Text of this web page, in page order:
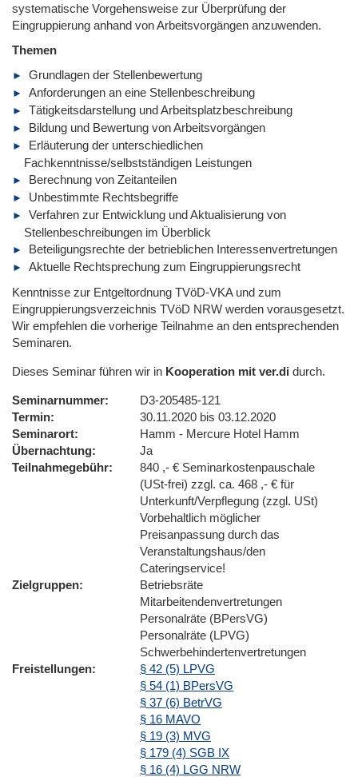
systematische Vorgehensweise zur Überprüfung der
Eingruppierung anhand von Arbeitsvorgängen anzuwenden.
Themen
Grundlagen der Stellenbewertung
Anforderungen an eine Stellenbeschreibung
Tätigkeitsdarstellung und Arbeitsplatzbeschreibung
Bildung und Bewertung von Arbeitsvorgängen
Erläuterung der unterschiedlichen
Fachkenntnisse/selbstständigen Leistungen
Berechnung von Zeitanteilen
Unbestimmte Rechtsbegriffe
Verfahren zur Entwicklung und Aktualisierung von
Stellenbeschreibungen im Überblick
Beteiligungsrechte der betrieblichen Interessenvertretungen
Aktuelle Rechtsprechung zum Eingruppierungsrecht
Kenntnisse zur Entgeltordnung TVöD-VKA und zum
Eingruppierungsverzeichnis TVöD NRW werden vorausgesetzt.
Wir empfehlen die vorherige Teilnahme an den entsprechenden
Seminaren.
Dieses Seminar führen wir in Kooperation mit ver.di durch.
Seminarnummer
D3-205485-121
Termin
30.11.2020 bis 03.12.2020
Seminarort
Hamm - Mercure Hotel Hamm
Übernachtung
Ja
Teilnahmegebühr
840 ,- € Seminarkostenpauschale
(USt-frei) zzgl. ca. 468 ,- € für
Unterkunft/Verpflegung (zzgl. USt)
Vorbehaltlich möglicher
Preisanpassung durch das
Veranstaltungshaus/den
Cateringservice!
Zielgruppen
Betriebsräte
Mitarbeitendenvertretungen
Personalräte (BPersVG)
Personalräte (LPVG)
Schwerbehindertenvertretungen
Freistellungen
§ 42 (5) LPVG
§ 54 (1) BPersVG
§ 37 (6) BetrVG
§ 16 MAVO
§ 19 (3) MVG
§ 179 (4) SGB IX
§ 16 (4) LGG NRW